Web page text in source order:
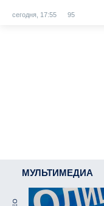
сегодня, 17:55 95
МУЛЬТИМЕДИА